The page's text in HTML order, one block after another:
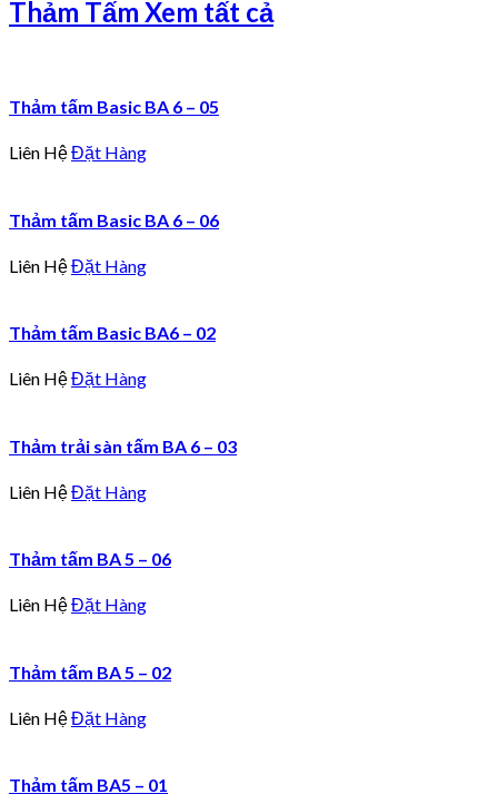
Thảm Tấm Xem tất cả
Thảm tấm Basic BA 6 – 05
Liên HệĐặt Hàng
Thảm tấm Basic BA 6 – 06
Liên HệĐặt Hàng
Thảm tấm Basic BA6 – 02
Liên HệĐặt Hàng
Thảm trải sàn tấm BA 6 – 03
Liên HệĐặt Hàng
Thảm tấm BA 5 – 06
Liên HệĐặt Hàng
Thảm tấm BA 5 – 02
Liên HệĐặt Hàng
Thảm tấm BA5 – 01